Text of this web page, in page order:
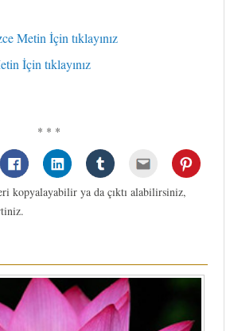
Metin İçin tıklayınız
İçin tıklayınız
* * *
kopyalayabilir ya da çıktı alabilirsiniz,